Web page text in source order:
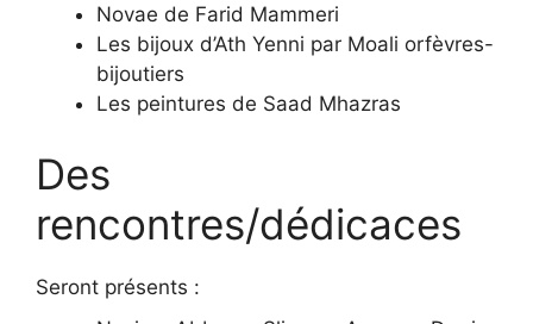
Novae de Farid Mammeri
Les bijoux d’Ath Yenni par Moali orfèvres-
bijoutiers
Les peintures de Saad Mhazras
Des
rencontres/dédicaces
Seront présents :